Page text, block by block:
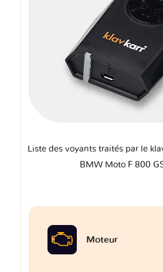
Liste des voyants traités par le
BMW Moto F 800
Moteur